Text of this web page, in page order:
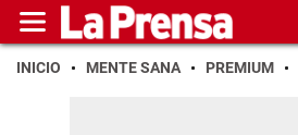
INICIO MENTE SANA PREMIUM